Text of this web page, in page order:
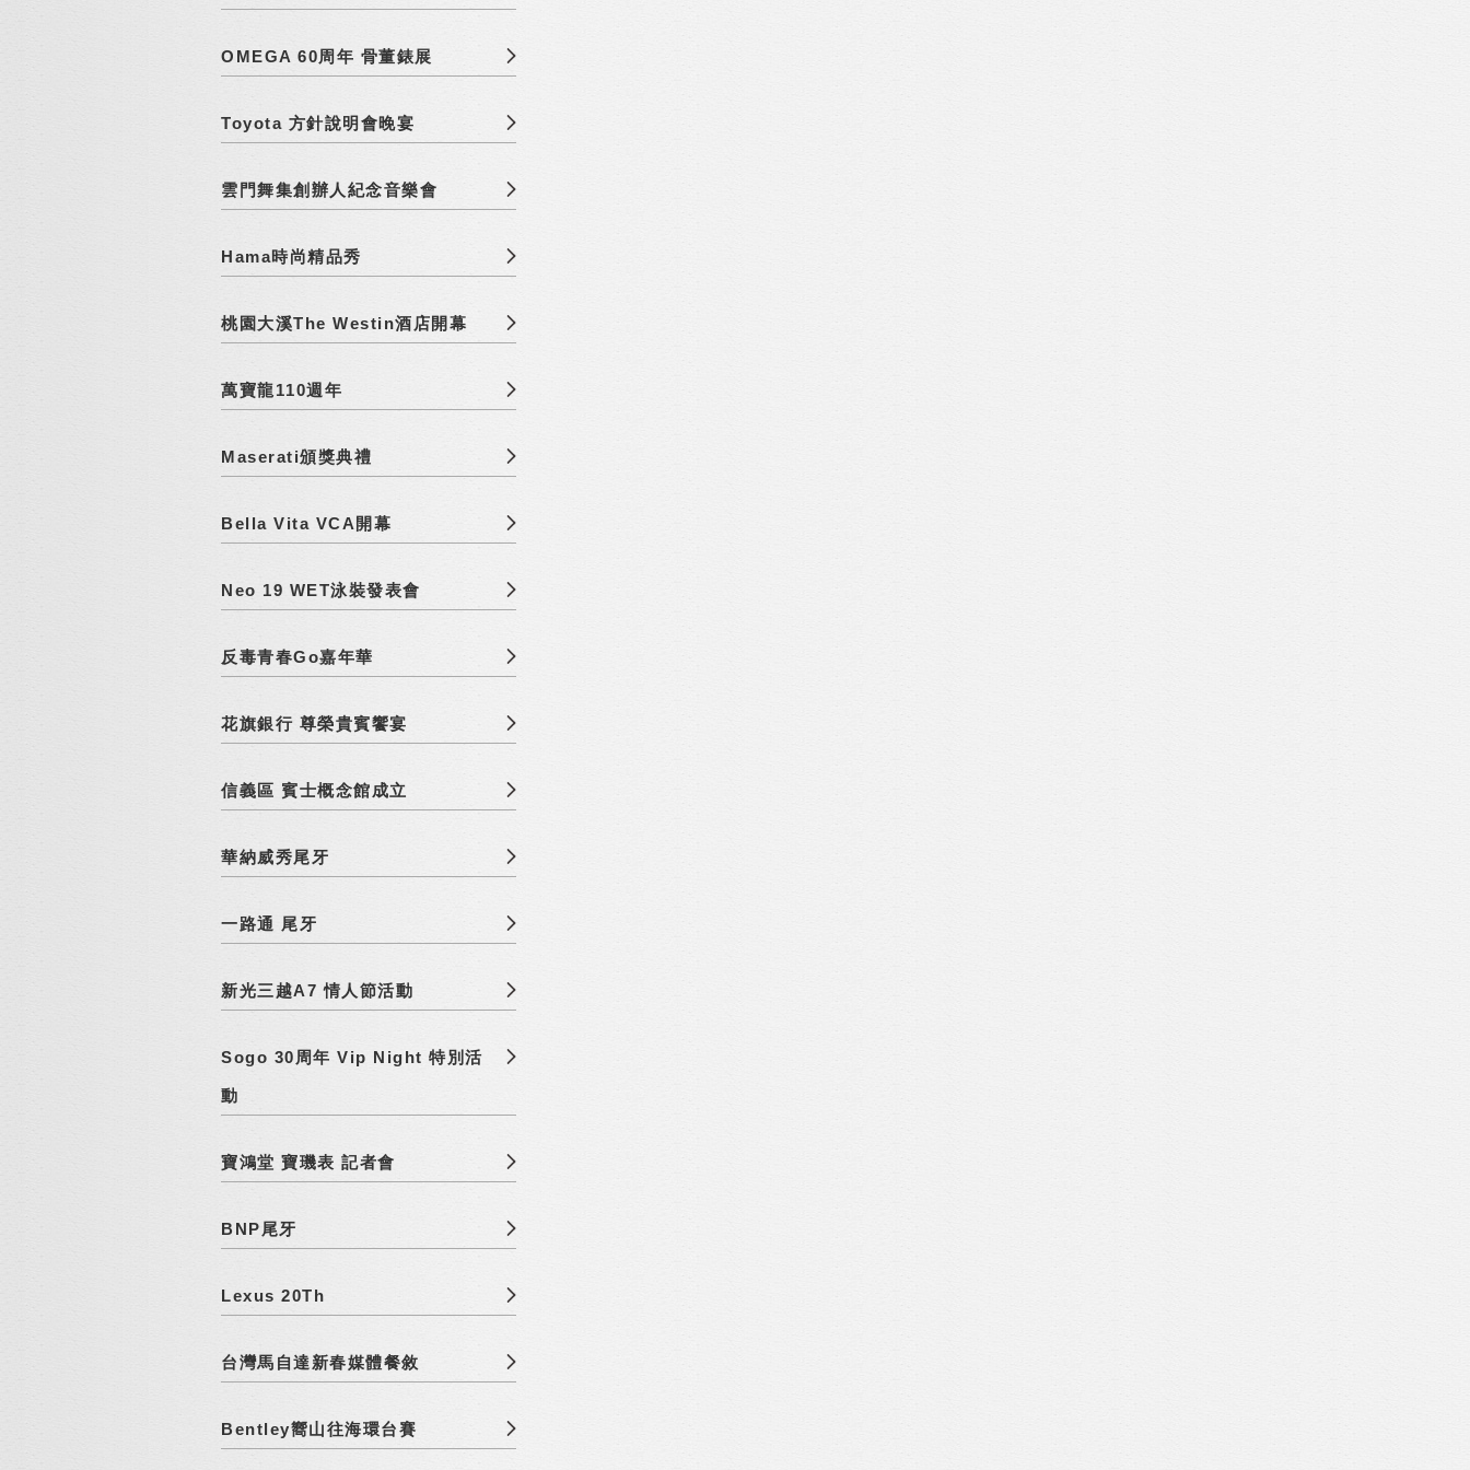
OMEGA 60周年 骨董錶展
Toyota 方針說明會晚宴
雲門舞集創辦人紀念音樂會
Hama時尚精品秀
桃園大溪The Westin酒店開幕
萬寶龍110週年
Maserati頒獎典禮
Bella Vita VCA開幕
Neo 19 WET泳裝發表會
反毒青春Go嘉年華
花旗銀行 尊榮貴賓饗宴
信義區 賓士概念館成立
華納威秀尾牙
一路通 尾牙
新光三越A7 情人節活動
Sogo 30周年 Vip Night 特別活
動
寶鴻堂 寶璣表 記者會
BNP尾牙
Lexus 20Th
台灣馬自達新春媒體餐敘
Bentley嚮山往海環台賽